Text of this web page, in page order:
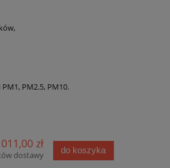
PM2.5, PM10.
zł
dostawy do koszyka